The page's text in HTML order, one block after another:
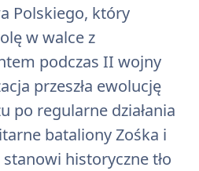
Polskiego, który
w walce z
podczas II wojny
przeszła ewolucję
po regularne działania
bataliony Zośka i
historyczne tło